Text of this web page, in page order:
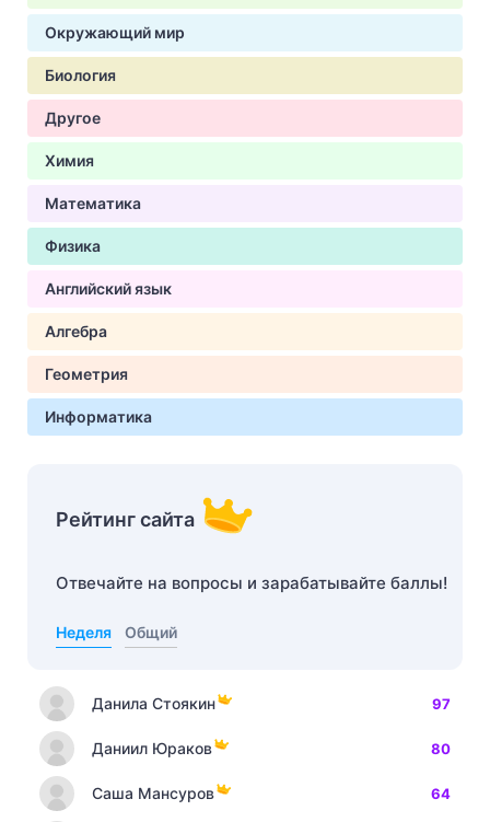
Окружающий мир
Биология
Другое
Химия
Математика
Физика
Английский язык
Алгебра
Геометрия
Информатика
Рейтинг сайта
Отвечайте на вопросы и зарабатывайте баллы!
Неделя Общий
Данила Стоякин 97
Даниил Юраков 80
Саша Мансуров 64